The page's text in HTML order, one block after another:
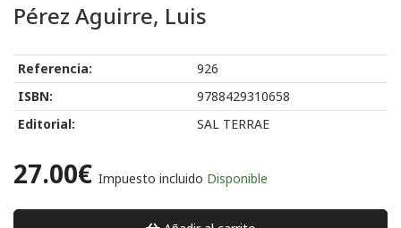
Pérez Aguirre, Luis
Referencia:
926
ISBN:
9788429310658
Editorial:
SAL TERRAE
27.00€ Impuesto incluido Disponible